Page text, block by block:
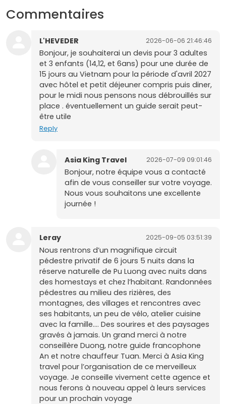
Commentaires
L'HEVEDER 2026-06-06 21:46:46
Bonjour, je souhaiterai un devis pour 3 adultes
et 3 enfants (14,12, et 6ans) pour une durée de
15 jours au Vietnam pour la période d'avril 2027
avec hôtel et petit déjeuner compris puis diner,
pour le midi nous pensons nous débrouillés sur
place . éventuellement un guide serait peut-
être utile
Reply
Asia King Travel 2026-07-09 09:01:46
Bonjour, notre équipe vous a contacté
afin de vous conseiller sur votre voyage.
Nous vous souhaitons une excellente
journée !
Leray 2025-09-05 03:51:39
Nous rentrons d’un magnifique circuit
pédestre privatif de 6 jours 5 nuits dans la
réserve naturelle de Pu Luong avec nuits dans
des homestays et chez l’habitant. Randonnées
pédestres au milieu des rizières, des
montagnes, des villages et rencontres avec
ses habitants, un peu de vélo, atelier cuisine
avec la famille.... Des sourires et des paysages
gravés à jamais. Un grand merci à notre
conseillère Duong, notre guide francophone
An et notre chauffeur Tuan. Merci à Asia King
travel pour l’organisation de ce merveilleux
voyage. Je conseille vivement cette agence et
nous ferons à nouveau appel à leurs services
pour un prochain voyage